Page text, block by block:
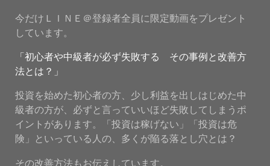
今だけＬＩＮＥ＠登録者全員に限定動画をプレゼント
しています。
「初心者や中級者が必ず失敗する その事例と改善方
法とは？」
投資を始めた初心者の方、少し利益を出しはじめた中
級者の方が、必ずと言っていいほど失敗してしまうポ
イントがあります。「投資は稼げない」「投資は危
険」といっている人の、多くが陥る落とし穴とは？
その改善方法もお伝えしています。